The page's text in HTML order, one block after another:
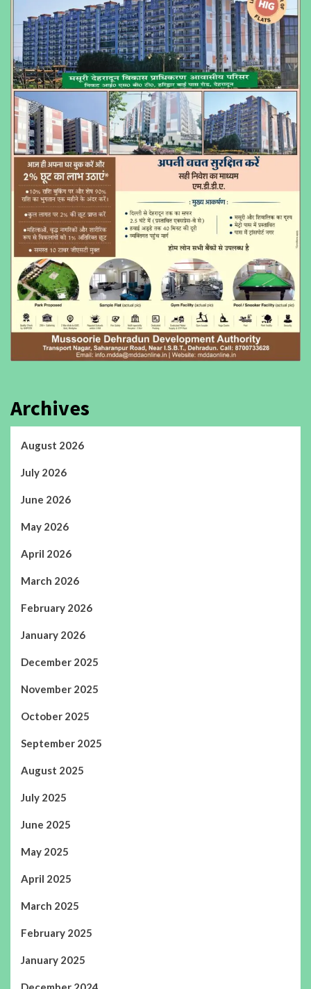
Archives
August 2026
July 2026
June 2026
May 2026
April 2026
March 2026
February 2026
January 2026
December 2025
November 2025
October 2025
September 2025
August 2025
July 2025
June 2025
May 2025
April 2025
March 2025
February 2025
January 2025